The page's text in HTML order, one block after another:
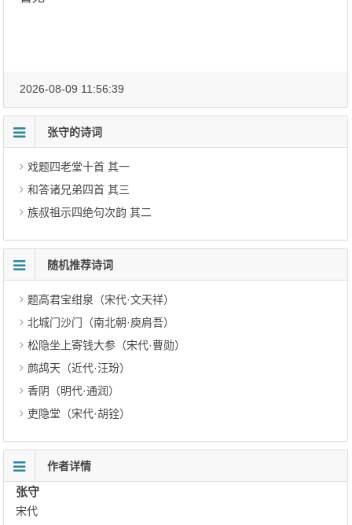
2026-08-09 11:56:39
张守的诗词
戏题四老堂十首 其一
和答诸兄弟四首 其三
族叔祖示四绝句次韵 其二
随机推荐诗词
题高君宝绀泉（宋代·文天祥）
北城门沙门（南北朝·庾肩吾）
松隐坐上寄钱大参（宋代·曹勋）
鹧鸪天（近代·汪玢）
香阴（明代·通润）
吏隐堂（宋代·胡铨）
作者详情
张守
宋代